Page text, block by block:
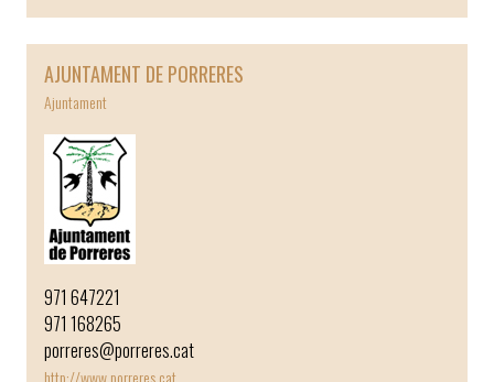
AJUNTAMENT DE PORRERES
Ajuntament
971 647221
971 168265
porreres@porreres.cat
http://www.porreres.cat